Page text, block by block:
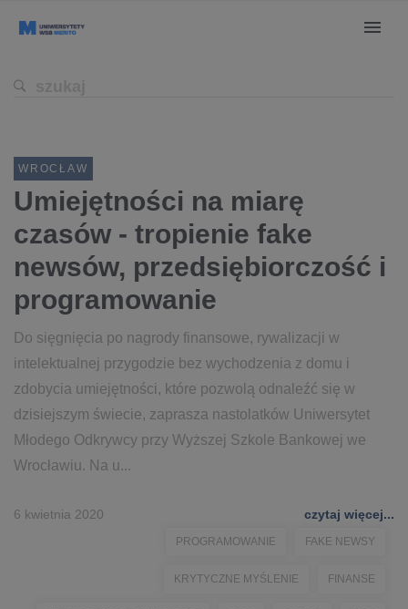
WROCŁAW
Umiejętności na miarę
czasów - tropienie fake
newsów, przedsiębiorczość i
programowanie
Do sięgnięcia po nagrody finansowe, rywalizacji w
intelektualnej przygodzie bez wychodzenia z domu i
zdobycia umiejętności, które pozwolą odnaleźć się w
dzisiejszym świecie, zaprasza nastolatków Uniwersytet
Młodego Odkrywcy przy Wyższej Szkole Bankowej we
Wrocławiu. Na u...
6 kwietnia 2020 czytaj więcej...
PROGRAMOWANIE FAKE NEWSY
KRYTYCZNE MYŚLENIE FINANSE